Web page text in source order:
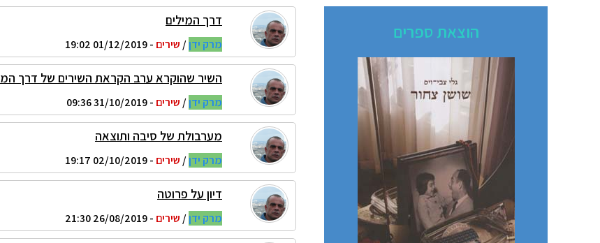
הוצאת ספרים
דרך המילים
מרק ידן/שירים - 01/12/2019 19:02
השיר שהוקרא ערב הקראת השירים של דרך
מרק ידן/שירים - 31/10/2019 09:36
מערבולת של סיבה ותוצאה
מרק ידן/שירים - 02/10/2019 19:17
דיון על פרוטה
מרק ידן/שירים - 26/08/2019 21:30